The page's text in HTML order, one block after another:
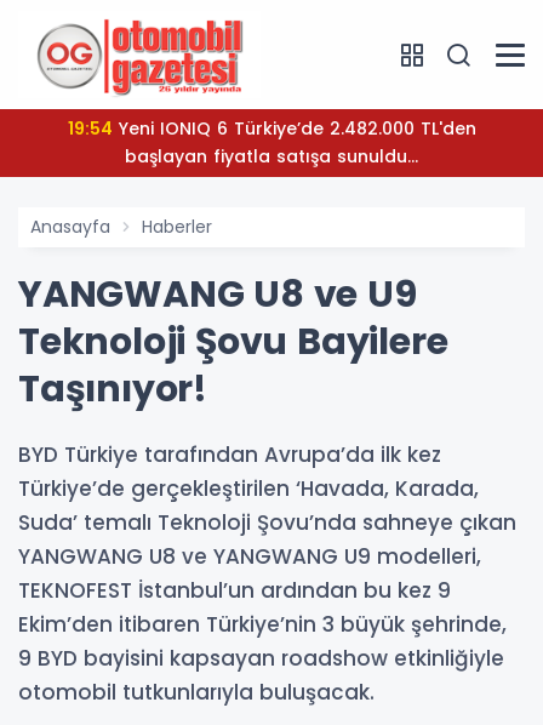
19:54
başlayan fiyatla satışa sunuldu...
Anasayfa Haberler
YANGWANG U8 ve U9
Teknoloji Şovu Bayilere
Taşınıyor!
BYD Türkiye tarafından Avrupa’da ilk kez
Türkiye’de gerçekleştirilen ‘Havada, Karada,
Suda’ temalı Teknoloji Şovu’nda sahneye çıkan
YANGWANG U8 ve YANGWANG U9 modelleri,
TEKNOFEST İstanbul’un ardından bu kez 9
Ekim’den itibaren Türkiye’nin 3 büyük şehrinde,
9 BYD bayisini kapsayan roadshow etkinliğiyle
otomobil tutkunlarıyla buluşacak.